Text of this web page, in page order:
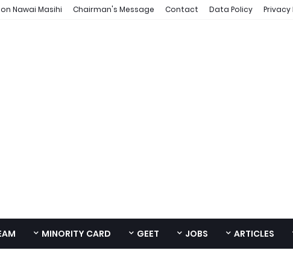
Privacy
Data Policy
Contact
Chairman's Message
Nawai Masihi
ARTICLES
JOBS
GEET
MINORITY CARD